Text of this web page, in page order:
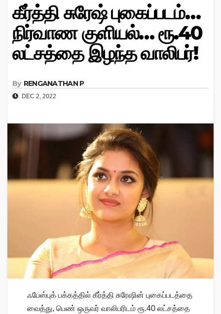
கீர்த்தி சுரேஷ் புகைப்படம்…
நிர்வாண குளியல்… ரூ.40
லட்சத்தை இழந்த வாலிபர்!
By RENGANATHAN P
DEC 2, 2022
ஃபேஸ்புக் பக்கத்தில் கீர்த்தி சுரேஷின் புகைப்படத்தை
வைத்து, பெண் ஒருவர் வாலிபரிடம் ரூ.40 லட்சத்தை